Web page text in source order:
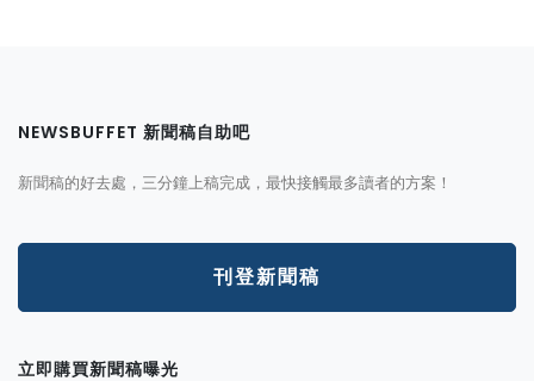
NEWSBUFFET 新聞稿自助吧
新聞稿的好去處，三分鐘上稿完成，最快接觸最多讀者的方案！
刊登新聞稿
立即購買新聞稿曝光